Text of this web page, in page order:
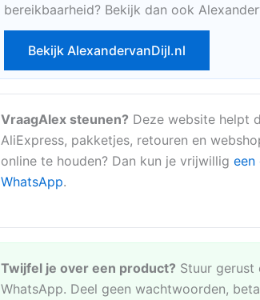
bereikbaarheid? Bekijk dan ook
Bekijk AlexandervanDijl.nl
VraagAlex steunen? Deze website helpt
AliExpress, pakketjes, retouren en
online te houden? Dan kun je vrijwillig een
WhatsApp.
Twijfel je over een product? Stuur
WhatsApp. Deel geen wachtwoorden,